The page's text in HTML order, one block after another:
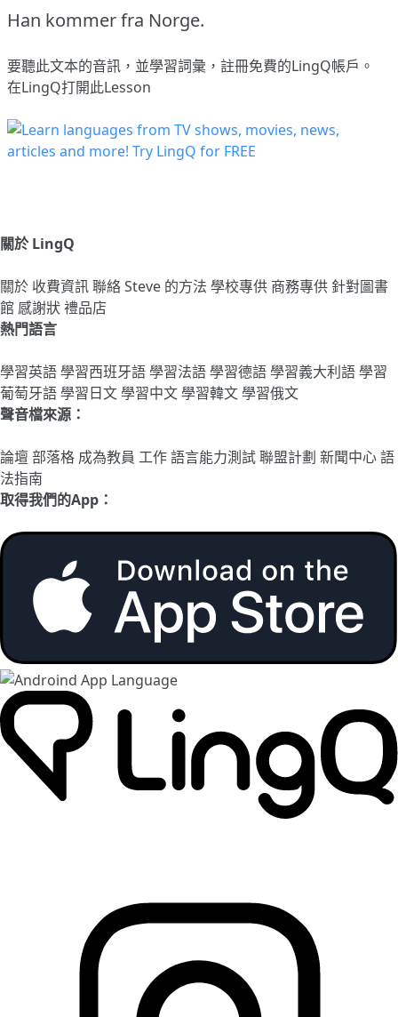
Han kommer fra Norge.
要聽此文本的音訊，並學習詞彙， 註冊免費的LingQ帳戶。
在LingQ打開此Lesson
關於 LingQ
關於 收費資訊聯絡Steve 的方法 學校專供 商務專供 針對圖書
館 感謝狀禮品店
熱門語言
學習英語學習西班牙語學習法語學習德語學習義大利語學習
葡萄牙語學習日文學習中文學習韓文學習俄文
聲音檔來源：
論壇部落格 成為教員 工作語言能力測試聯盟計劃 新聞中心語
法指南
取得我們的App：